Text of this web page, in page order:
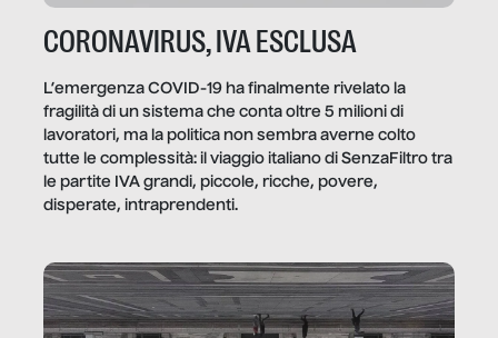
CORONAVIRUS, IVA ESCLUSA
L’emergenza COVID-19 ha finalmente rivelato la
fragilità di un sistema che conta oltre 5 milioni di
lavoratori, ma la politica non sembra averne colto
tutte le complessità: il viaggio italiano di SenzaFiltro tra
le partite IVA grandi, piccole, ricche, povere,
disperate, intraprendenti.